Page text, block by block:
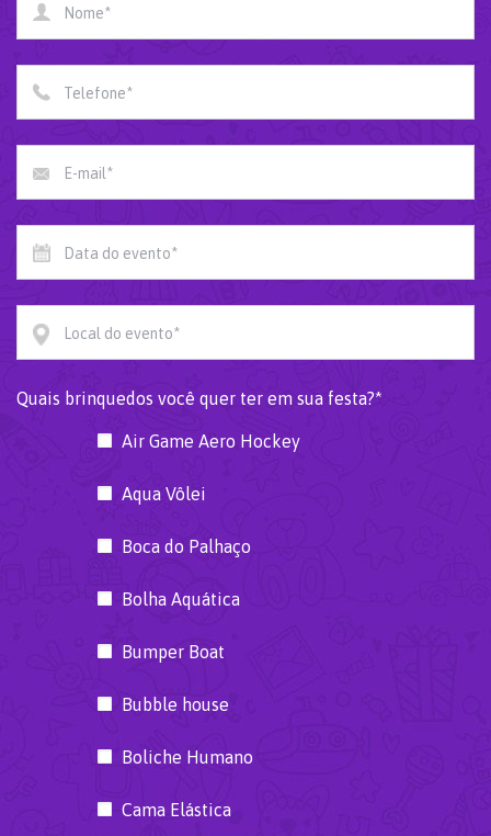
Nome*
Telefone*
E-mail*
Data do evento*
Local do evento*
Quais brinquedos você quer ter em sua festa?*
Air Game Aero Hockey
Aqua Vôlei
Boca do Palhaço
Bolha Aquática
Bumper Boat
Bubble house
Boliche Humano
Cama Elástica